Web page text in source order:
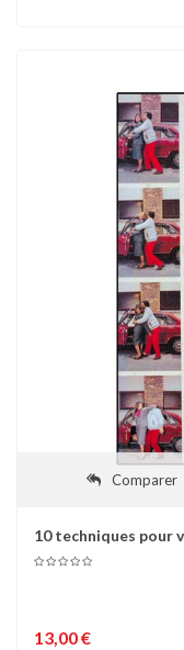
Comparer
10 techniques pour
13,00 €